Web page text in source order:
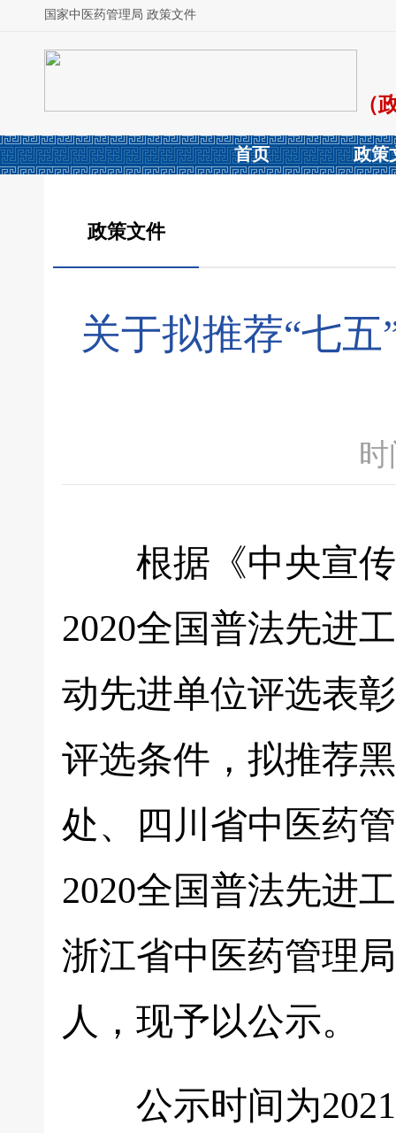
国家中医药管理局 政策文件
（
首页 政策
政策文件
关于拟推荐“七
根据《中央宣传
2020全国普法先进
动先进单位评选表
评选条件，拟推荐
处、四川省中医药
2020全国普法先进
浙江省中医药管理
人，现予以公示。
公示时间为2021